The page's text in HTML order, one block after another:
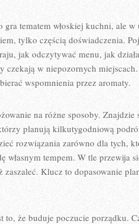
tematem włoskiej kuchni, ale
tylko częścią doświadczenia.
jak odczytywać menu, jak
czekają w niepozornych
wspomnienia przez aromaty.
na różne sposoby.
planują kilkutygodniową
rozwiązania zarówno dla tych,
własnym tempem. W tle przewija
zaszaleć. Klucz to dopasowanie
to, że buduje poczucie porządku.